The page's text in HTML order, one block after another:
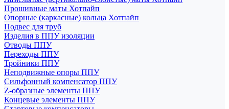
Прошивные маты Хотпайп
Опорные (каркасные) кольца Хотпайп
Подвес для труб
Изделия в ППУ изоляции
Отводы ППУ
Переходы ППУ
Тройники ППУ
Неподвижные опоры ППУ
Cильфонный компенсатор ППУ
Z-образные элементы ППУ
Концевые элементы ППУ